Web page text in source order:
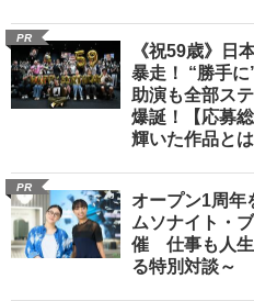
PR
《祝59歳》日
暴走！ “勝手
助演も全部ス
爆誕！【応募
輝いた作品とは
PR
オープン1周年
ムソナイト・
催 仕事も人生
る特別対談～